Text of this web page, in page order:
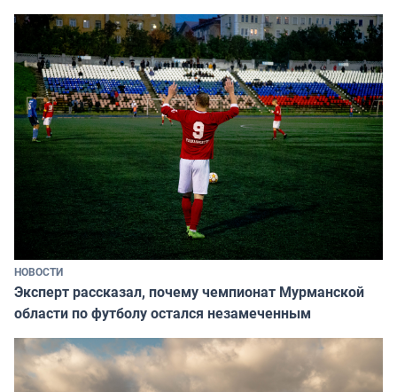
НОВОСТИ
Эксперт рассказал, почему чемпионат Мурманской
области по футболу остался незамеченным